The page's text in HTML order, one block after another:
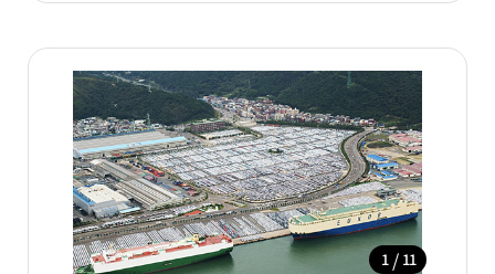
1 / 11